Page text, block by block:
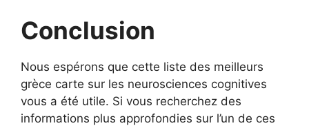
Conclusion
Nous espérons que cette liste des meilleurs
grèce carte sur les neurosciences cognitives
vous a été utile. Si vous recherchez des
informations plus approfondies sur l’un de ces